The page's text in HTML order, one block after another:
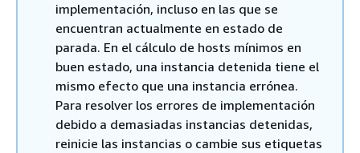
implementación, incluso en las que se
encuentran actualmente en estado de
parada. En el cálculo de hosts mínimos en
buen estado, una instancia detenida tiene el
mismo efecto que una instancia errónea.
Para resolver los errores de implementación
debido a demasiadas instancias detenidas,
reinicie las instancias o cambie sus etiquetas